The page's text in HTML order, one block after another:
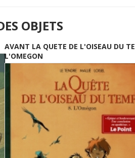
OBJETS
AVANT LA QUETE DE L'OISEAU DU
L'OMEGON